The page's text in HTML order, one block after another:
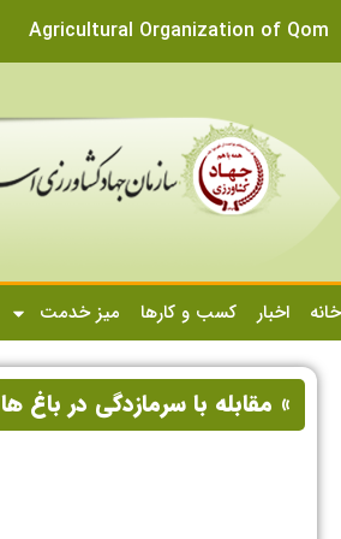
Agricultural Organization of Qom
خانه اخبار کسب و کارها میز خدمت
» مقابله با سرمازدگی در باغ ها